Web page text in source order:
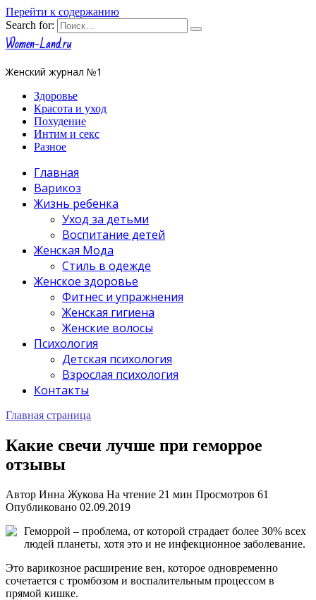
Перейти к содержанию
Search for:
Women-Land.ru
Женский журнал №1
Здоровье
Красота и уход
Похудение
Интим и секс
Разное
Главная
Варикоз
Жизнь ребенка
Уход за детьми
Воспитание детей
Женская Мода
Стиль в одежде
Женское здоровье
Фитнес и упражнения
Женская гигиена
Женские волосы
Психология
Детская психология
Взрослая психология
Контакты
Главная страница
Какие свечи лучше при геморрое
отзывы
Автор Инна Жукова На чтение 21 мин Просмотров 61
Опубликовано 02.09.2019
Геморрой – проблема, от которой страдает более 30% всех
людей планеты, хотя это и не инфекционное заболевание.
Это варикозное расширение вен, которое одновременно
сочетается с тромбозом и воспалительным процессом в
прямой кишке.